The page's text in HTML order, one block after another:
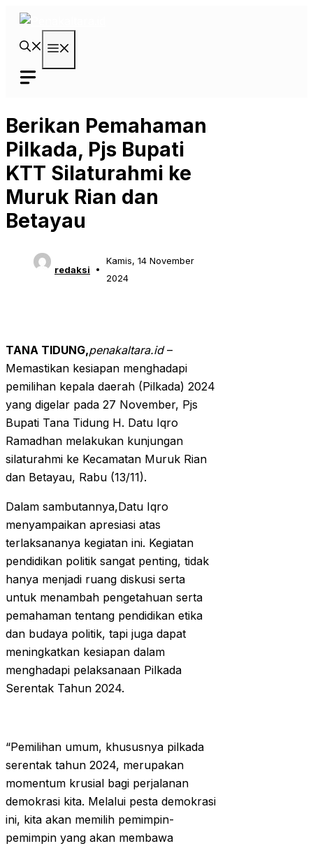
Langsung
Berikan Pemahaman
Pilkada, Pjs Bupati
KTT Silaturahmi ke
Muruk Rian dan
Betayau
redaksi
Kamis, 14 November
2024
TANA TIDUNG,penakaltara.id–
Memastikan kesiapan menghadapi
pemilihan kepala daerah (Pilkada) 2024
yang digelar pada 27 November, Pjs
Bupati Tana Tidung H. Datu Iqro
Ramadhan melakukan kunjungan
silaturahmi ke Kecamatan Muruk Rian
dan Betayau, Rabu (13/11).
Dalam sambutannya,Datu Iqro
menyampaikan apresiasi atas
terlaksananya kegiatan ini. Kegiatan
pendidikan politik sangat penting, tidak
hanya menjadi ruang diskusi serta
untuk menambah pengetahuan serta
pemahaman tentang pendidikan etika
dan budaya politik, tapi juga dapat
meningkatkan kesiapan dalam
menghadapi pelaksanaan Pilkada
Serentak Tahun 2024.
“Pemilihan umum, khususnya pilkada
serentak tahun 2024, merupakan
momentum krusial bagi perjalanan
demokrasi kita. Melalui pesta demokrasi
ini, kita akan memilih pemimpin-
pemimpin yang akan membawa